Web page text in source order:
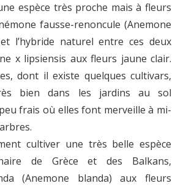
espèce très proche mais à fleurs
fausse-renoncule (Anemone
l’hybride naturel entre ces deux
x lipsiensis aux fleurs jaune clair.
dont il existe quelques cultivars,
bien dans les jardins au sol
frais où elles font merveille à mi-
cultiver une très belle espèce
de Grèce et des Balkans,
(Anemone blanda) aux fleurs